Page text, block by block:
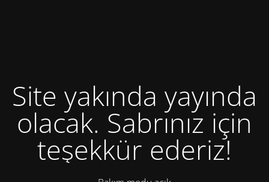
Site yakında yayında
olacak. Sabrınız için
teşekkür ederiz!